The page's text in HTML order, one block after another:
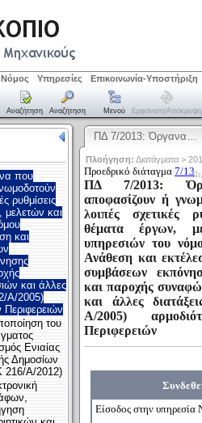
Νόμος Υπηρεσίες Επικοινωνία-Υποστήριξη
Αναζήτηση Αναζήτηση Μενού Εμφάνιση/απόκρυψη
ΠΔ 7/2013: Όργανα…